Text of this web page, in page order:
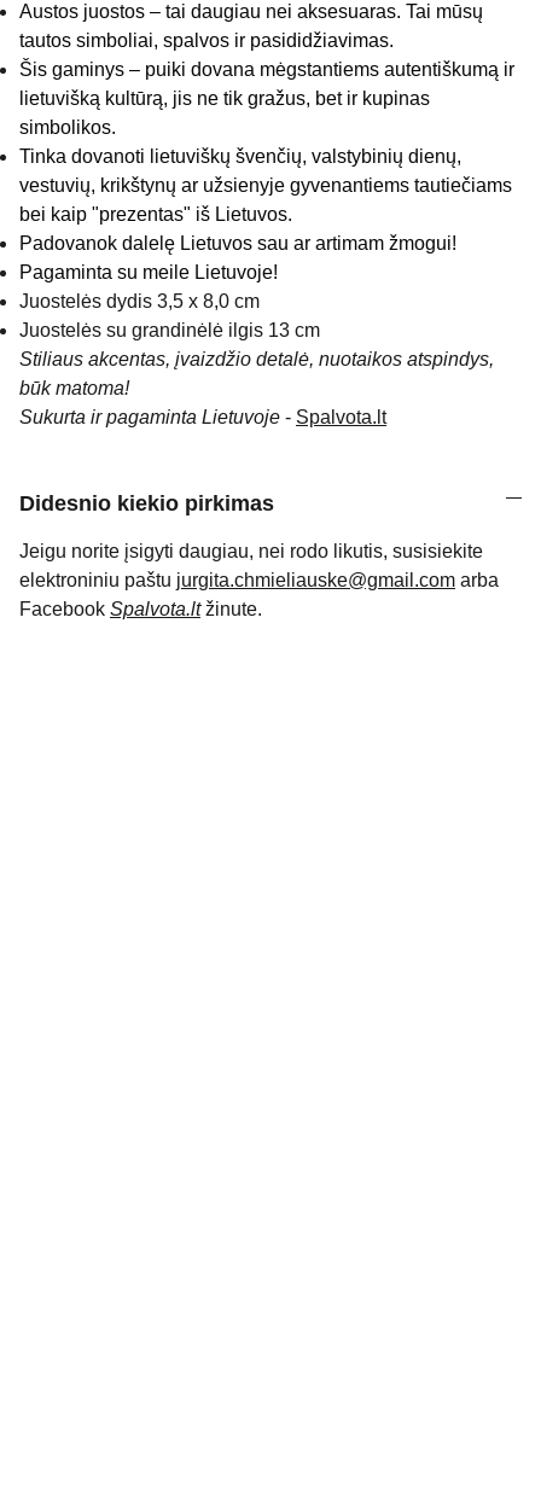
Austos juostos – tai daugiau nei aksesuaras. Tai mūsų
tautos simboliai, spalvos ir pasididžiavimas.
Šis gaminys – puiki dovana mėgstantiems autentiškumą ir
lietuvišką kultūrą, jis ne tik gražus, bet ir kupinas
simbolikos.
Tinka dovanoti lietuviškų švenčių, valstybinių dienų,
vestuvių, krikštynų ar užsienyje gyvenantiems tautiečiams
bei kaip "prezentas" iš Lietuvos.
Padovanok dalelę Lietuvos sau ar artimam žmogui!
Pagaminta su meile Lietuvoje!
Juostelės dydis 3,5 x 8,0 cm
Juostelės su grandinėlė ilgis 13 cm
Stiliaus akcentas, įvaizdžio detalė, nuotaikos atspindys,
būk matoma!
Sukurta ir pagaminta Lietuvoje - Spalvota.lt
Didesnio kiekio pirkimas
Jeigu norite įsigyti daugiau, nei rodo likutis, susisiekite
elektroniniu paštu jurgita.chmieliauske@gmail.com arba
Facebook Spalvota.lt žinute.